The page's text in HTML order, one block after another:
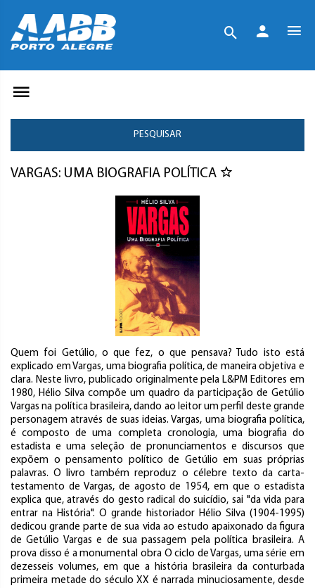
PESQUISAR
VARGAS: UMA BIOGRAFIA POLÍTICA
Quem foi Getúlio, o que fez, o que pensava? Tudo isto está
explicado em Vargas, uma biografia política, de maneira objetiva e
clara. Neste livro, publicado originalmente pela L&PM Editores em
1980, Hélio Silva compõe um quadro da participação de Getúlio
Vargas na política brasileira, dando ao leitor um perfil deste grande
personagem através de suas ideias. Vargas, uma biografia política,
é composto de uma completa cronologia, uma biografia do
estadista e uma seleção de pronunciamentos e discursos que
expõem o pensamento político de Getúlio em suas próprias
palavras. O livro também reproduz o célebre texto da carta-
testamento de Vargas, de agosto de 1954, em que o estadista
explica que, através do gesto radical do suicídio, sai "da vida para
entrar na História". O grande historiador Hélio Silva (1904-1995)
dedicou grande parte de sua vida ao estudo apaixonado da figura
de Getúlio Vargas e de sua passagem pela política brasileira. A
prova disso é a monumental obra O ciclo de Vargas, uma série em
dezesseis volumes, em que a história brasileira da conturbada
primeira metade do século XX é narrada minuciosamente, desde